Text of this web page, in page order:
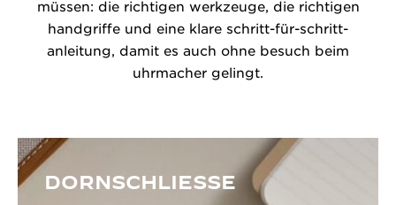
müssen: die richtigen werkzeuge, die richtigen
handgriffe und eine klare schritt-für-schritt-
anleitung, damit es auch ohne besuch beim
uhrmacher gelingt.
DORNSCHLIESSE